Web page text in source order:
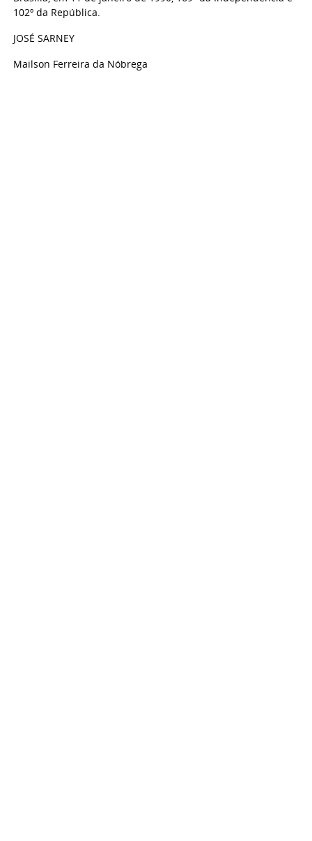
102º da República.
JOSÉ SARNEY
Mailson Ferreira da Nóbrega